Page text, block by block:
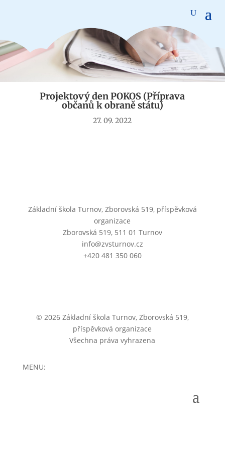
Aktuality
Projektový den POKOS (Příprava
občanů k obraně státu)
27. 09. 2022
Základní škola Turnov, Zborovská 519, příspěvková
organizace
Zborovská 519, 511 01 Turnov
info@zvsturnov.cz
+420 481 350 060
© 2026 Základní škola Turnov, Zborovská 519,
příspěvková organizace
Všechna práva vyhrazena
MENU: